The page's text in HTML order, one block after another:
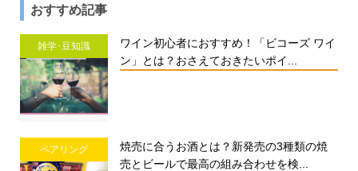
おすすめ記事
雑学･豆知識
ワイン初心者におすすめ！「ビコーズ ワイ
ン」とは？おさえておきたいポイ...
ペアリング
焼売に合うお酒とは？新発売の3種類の焼
売とビールで最高の組み合わせを検...